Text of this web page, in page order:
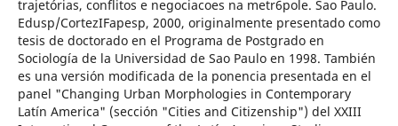
trajetórias, conflitos e negociacoes na metr6pole. Sao Paulo.
Edusp/CortezIFapesp, 2000, originalmente presentado como
tesis de doctorado en el Programa de Postgrado en
Sociología de la Universidad de Sao Paulo en 1998. También
es una versión modificada de la ponencia presentada en el
panel "Changing Urban Morphologies in Contemporary
Latín America" (sección "Cities and Citizenship") del XXIII